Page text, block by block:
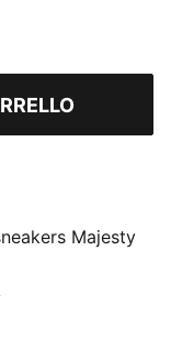
Majesty
tailoring al